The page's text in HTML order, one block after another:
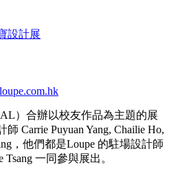
設計展
）合辦以校友作品為主題的展
Carrie Puyuan Yang, Chailie Ho,
，他們都是Loupe 的駐場設計師
一同參與展出。